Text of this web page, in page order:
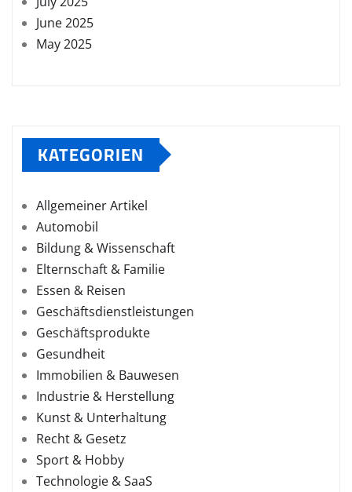
June 2025
May 2025
KATEGORIEN
Allgemeiner Artikel
Automobil
Bildung & Wissenschaft
Elternschaft & Familie
Essen & Reisen
Geschäftsdienstleistungen
Geschäftsprodukte
Gesundheit
Immobilien & Bauwesen
Industrie & Herstellung
Kunst & Unterhaltung
Recht & Gesetz
Sport & Hobby
Technologie & SaaS